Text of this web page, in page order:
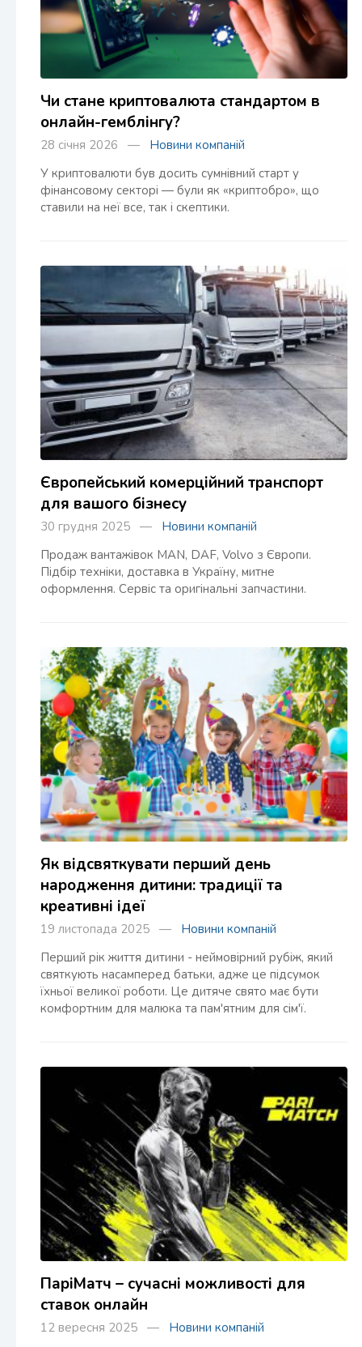
Чи стане криптовалюта стандартом в
онлайн-гемблінгу?
28 січня 2026 — Новини компаній
У криптовалюти був досить сумнівний старт у
фінансовому секторі — були як «криптобро», що
ставили на неї все, так і скептики.
Європейський комерційний транспорт
для вашого бізнесу
30 грудня 2025 — Новини компаній
Продаж вантажівок MAN, DAF, Volvo з Європи.
Підбір техніки, доставка в Україну, митне
оформлення. Сервіс та оригінальні запчастини.
Як відсвяткувати перший день
народження дитини: традиції та
креативні ідеї
19 листопада 2025 — Новини компаній
Перший рік життя дитини - неймовірний рубіж, який
святкують насамперед батьки, адже це підсумок
їхньої великої роботи. Це дитяче свято має бути
комфортним для малюка та пам'ятним для сім'ї.
ПаріМатч – сучасні можливості для
ставок онлайн
12 вересня 2025 — Новини компаній